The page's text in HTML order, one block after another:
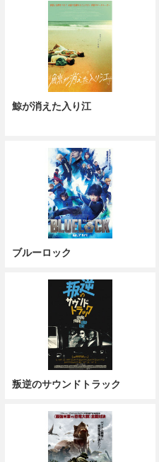
鯨が消えた入り江
ブルーロック
叛逆のサウンドトラック